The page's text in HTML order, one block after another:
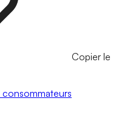
Copier le
consommateurs